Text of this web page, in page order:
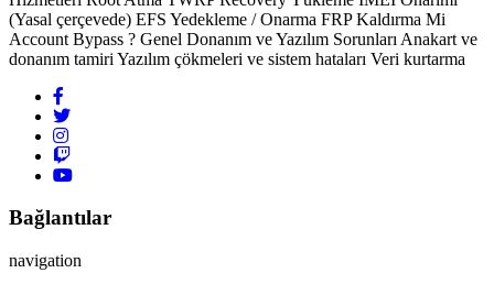
(Yasal çerçevede) EFS Yedekleme / Onarma FRP Kaldırma Mi
Account Bypass ? Genel Donanım ve Yazılım Sorunları Anakart ve
donanım tamiri Yazılım çökmeleri ve sistem hataları Veri kurtarma
Bağlantılar
navigation